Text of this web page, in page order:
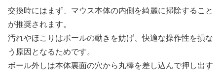
交換時にはまず、マウス本体の内側を綺麗に掃除すること
が推奨されます。
汚れやほこりはボールの動きを妨げ、快適な操作性を損な
う原因となるためです。
ボール外しは本体裏面の穴から丸棒を差し込んで押し出す